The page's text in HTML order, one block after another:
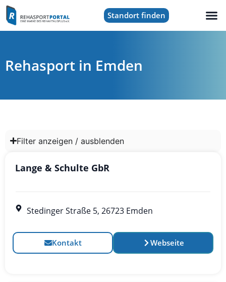
Standort finden
Rehasport in Emden
Filter anzeigen / ausblenden
Lange & Schulte GbR
Stedinger Straße 5, 26723 Emden
Kontakt Webseite